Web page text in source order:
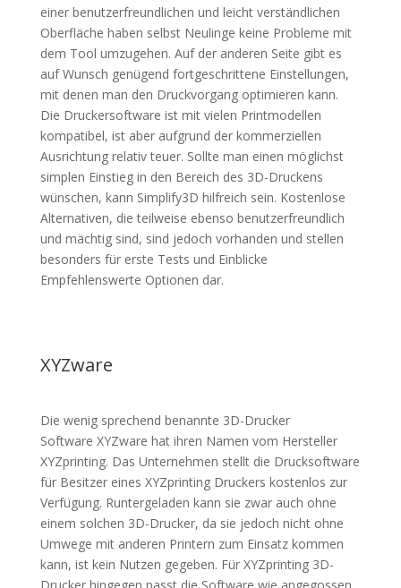
einer benutzerfreundlichen und leicht verständlichen
Oberfläche haben selbst Neulinge keine Probleme mit
dem Tool umzugehen. Auf der anderen Seite gibt es
auf Wunsch genügend fortgeschrittene Einstellungen,
mit denen man den Druckvorgang optimieren kann.
Die Druckersoftware ist mit vielen Printmodellen
kompatibel, ist aber aufgrund der kommerziellen
Ausrichtung relativ teuer. Sollte man einen möglichst
simplen Einstieg in den Bereich des 3D-Druckens
wünschen, kann Simplify3D hilfreich sein. Kostenlose
Alternativen, die teilweise ebenso benutzerfreundlich
und mächtig sind, sind jedoch vorhanden und stellen
besonders für erste Tests und Einblicke
Empfehlenswerte Optionen dar.
XYZware
Die wenig sprechend benannte 3D-Drucker
Software XYZware hat ihren Namen vom Hersteller
XYZprinting. Das Unternehmen stellt die Drucksoftware
für Besitzer eines XYZprinting Druckers kostenlos zur
Verfügung. Runtergeladen kann sie zwar auch ohne
einem solchen 3D-Drucker, da sie jedoch nicht ohne
Umwege mit anderen Printern zum Einsatz kommen
kann, ist kein Nutzen gegeben. Für XYZprinting 3D-